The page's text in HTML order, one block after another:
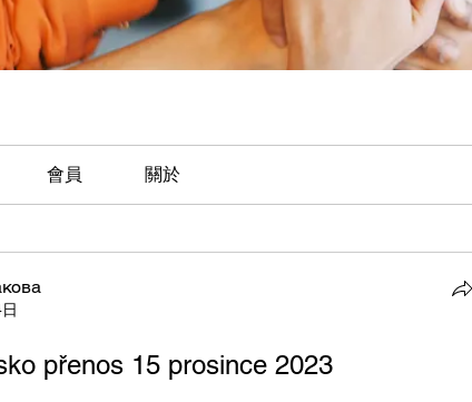
會員 關於
přenos 15 prosince 2023